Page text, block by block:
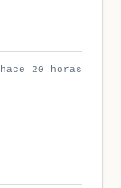
hace 20 horas